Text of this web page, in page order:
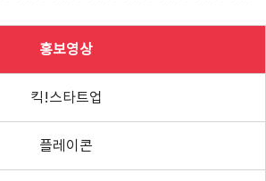
홍보영상
킥!스타트업
플레이콘